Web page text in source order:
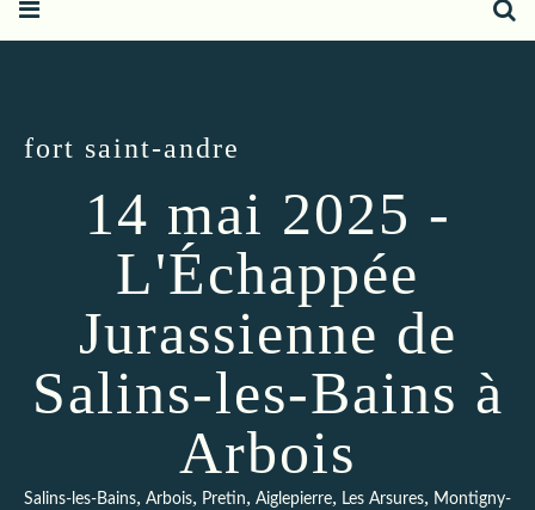
fort saint-andre
14 mai 2025 -
L'Échappée
Jurassienne de
Salins-les-Bains à
Arbois
Salins-les-Bains, Arbois, Pretin, Aiglepierre, Les Arsures, Montigny-